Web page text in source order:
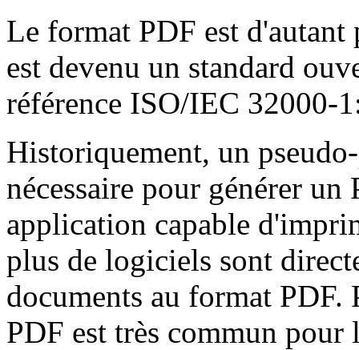
Le format PDF est
est devenu un standard
référence ISO/IEC 32000-
Historiquement, un
nécessaire pour générer
application capable
plus de logiciels sont
documents au format PDF.
PDF est très commun pour